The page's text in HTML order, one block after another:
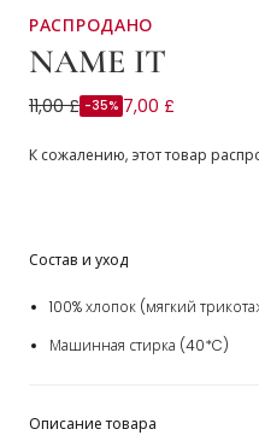
РАСПРОДАНО
NAME IT
Розовая футболка из
11,00 £ -35% 7,00 £
К сожалению, этот товар
Состав и уход
100% хлопок (мягкий
Машинная стирка (40*C)
Описание товара